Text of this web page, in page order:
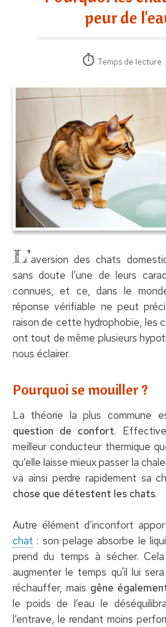
peur de
Temps de lecture
L’aversion des chats
sans doute l’une de leurs
connues, et ce, dans le
réponse vérifiable ne peut
raison de cette hydrophobie, les
ont tout de même plusieurs
nous éclairer.
Pourquoi se mouiller ?
La théorie la plus commune
question de confort.
meilleur conducteur thermique
qu’elle laisse mieux passer la
va ainsi perdre rapidement sa
chose que détestent les chats.
Autre élément d’inconfort
chat : son pelage absorbe le
prend du temps à sécher.
augmenter le temps qu'il lui
réchauffer, mais gêne
le poids de l’eau le
l’entrave, le rendant moins